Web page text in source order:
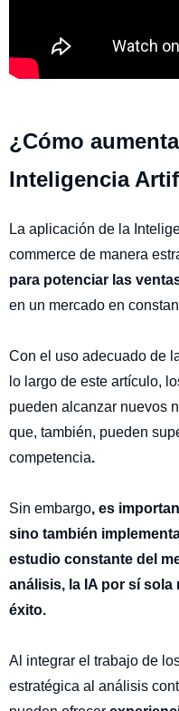
¿Cómo
Inteligencia
La aplicación de la
commerce de manera
para potenciar las
en un mercado en
Con el uso adecuado de
lo largo de este artículo,
pueden alcanzar nuevos
que, también, pueden
competencia.
Sin embargo, es
sino también
estudio constante del
análisis, la IA por sí sola
éxito.
Al integrar el trabajo de
estratégica al análisis